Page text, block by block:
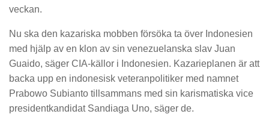
veckan.
Nu ska den kazariska mobben försöka ta över Indonesien
med hjälp av en klon av sin venezuelanska slav Juan
Guaido, säger CIA-källor i Indonesien. Kazarieplanen är att
backa upp en indonesisk veteranpolitiker med namnet
Prabowo Subianto tillsammans med sin karismatiska vice
presidentkandidat Sandiaga Uno, säger de.